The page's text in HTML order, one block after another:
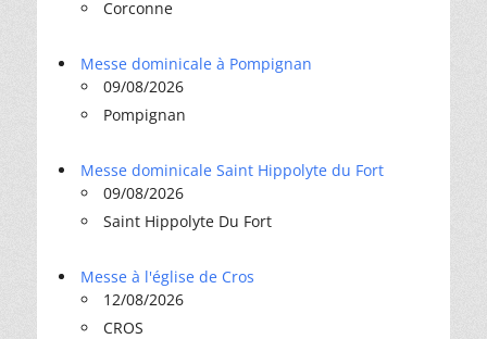
Corconne
Messe dominicale à Pompignan
09/08/2026
Pompignan
Messe dominicale Saint Hippolyte du Fort
09/08/2026
Saint Hippolyte Du Fort
Messe à l'église de Cros
12/08/2026
CROS